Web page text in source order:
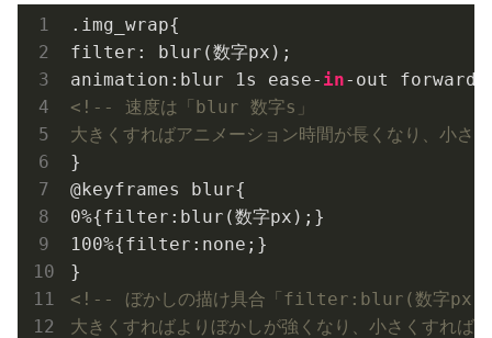
filter : blur(数字px);
animation:blur
1s ease- in
<!-- 速度は「blur 数字s」
大きくすればアニメーション時間が長くなり、小
}
@keyframes blur{
0%{filter:blur(数字px);}
100%{filter:none;}
<!-- ぼかしの描け具合「filter:blur(数字px)
大きくすればよりぼかしが強くなり、小さくすれば